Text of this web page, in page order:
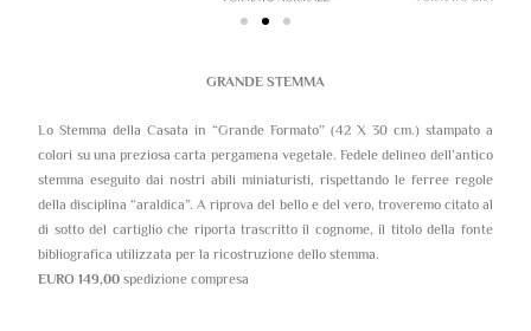
GRANDE STEMMA
Lo Stemma della Casata in “Grande Formato” (42 X 30 cm.) stampato a
colori su una preziosa carta pergamena vegetale. Fedele delineo dell’antico
stemma eseguito dai nostri abili miniaturisti, rispettando le ferree regole
della disciplina “araldica”. A riprova del bello e del vero, troveremo citato al
di sotto del cartiglio che riporta trascritto il cognome, il titolo della fonte
bibliografica utilizzata per la ricostruzione dello stemma.
EURO 149,00 spedizione compresa